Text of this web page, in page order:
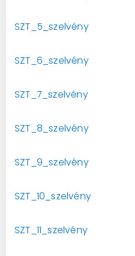
SZT_5_szelvény
SZT_6_szelvény
SZT_7_szelvény
SZT_8_szelvény
SZT_9_szelvény
SZT_10_szelvény
SZT_11_szelvény